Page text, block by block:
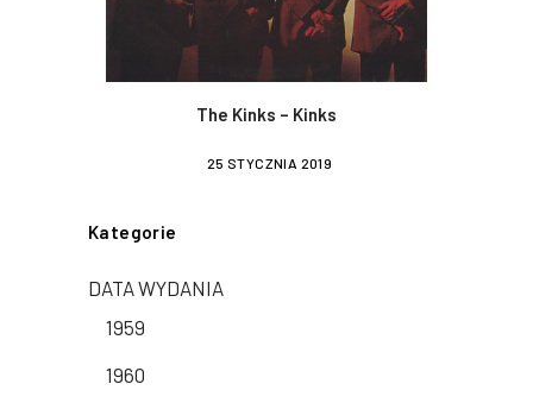
The Kinks – Kinks
25 STYCZNIA 2019
Kategorie
DATA WYDANIA
1959
1960